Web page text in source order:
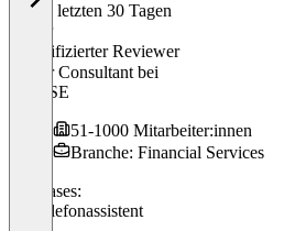
In den letzten 30 Tagen
Verifizierter Reviewer
Senior Consultant bei
MLP SE
51-1000 Mitarbeiter:innen
Branche: Financial Services
Use cases:
KI-Telefonassistent